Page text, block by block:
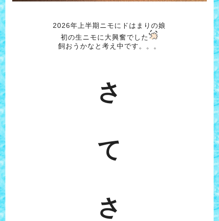
2026年上半期ニモにドはまりの娘
初の生ニモに大興奮でした
飼おうかなと考え中です。。。
さ
て
さ